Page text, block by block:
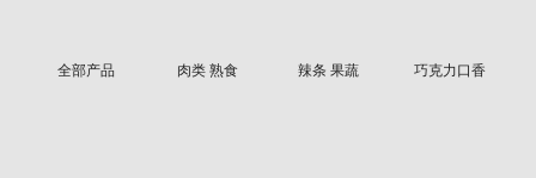
全部产品 肉类 熟食 辣条 果蔬 巧克力口香